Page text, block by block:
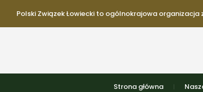
Polski Związek Łowiecki to ogólnokrajowa organizacja
Strona główna